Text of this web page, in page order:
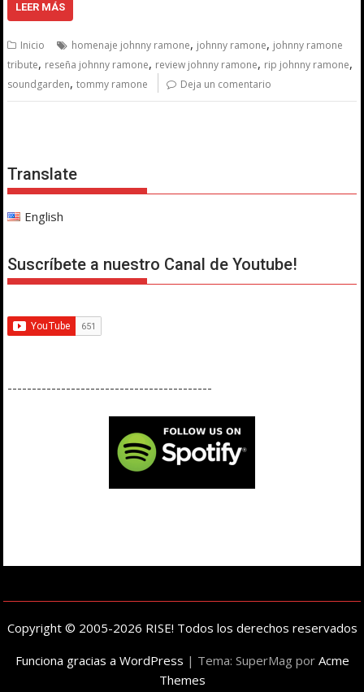
LEER MÁS
Inicio homenaje johnny ramone, johnny ramone, johnny ramone
tribute, reseña johnny ramone, review johnny ramone, rip johnny ramone,
soundgarden,tommy ramone Deja un comentario
Translate
English
Suscríbete a nuestro Canal de Youtube!
------------------------------------------
Copyright © 2005-2026 RISE! Todos los derechos reservados
Funciona gracias a WordPress | Tema: SuperMag por Acme
Themes